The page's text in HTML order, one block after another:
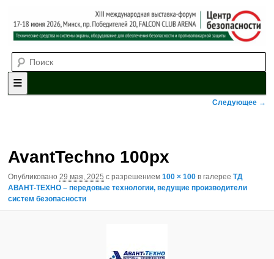
XII международная выставка-
форум «Центр безопасности»
систем охраны, оборудования для обеспечения безопасности и
противопожарной защиты. 4-5 июня 2025, Минск, пр. Победителей,
20
Главное меню
Перейти к основному содержимому
Перейти к дополнительному содержимому
Следующее →
AvantTechno 100px
Опубликовано 29 мая, 2025 с разрешением 100 × 100 в галерее ТД
АВАНТ-ТЕХНО – передовые технологии, ведущие производители
систем безопасности